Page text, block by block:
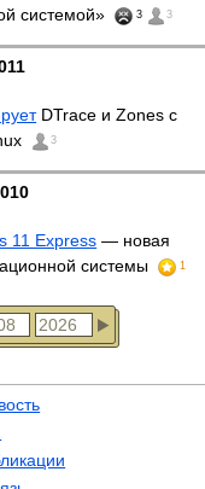
системой»
3 3
DTrace и Zones с
3
11 Express — новая
системы
1